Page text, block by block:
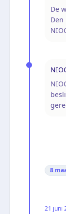
De
Den
8
21 juni